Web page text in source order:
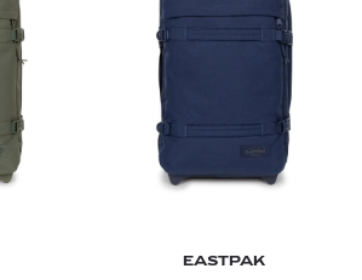
EASTPAK